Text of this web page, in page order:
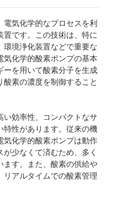
電気化学的なプロセスを利
置です。この技術は、特に
境浄化装置などで重要な
化学的酸素ポンプの基本
ーを用いて酸素分子を生成
酸素の濃度を制御すること
い効率性、コンパクトなサ
特性があります。従来の機
気化学的酸素ポンプは動作
少なくて済むため、多く
ます。また、酸素の供給や
リアルタイムでの酸素管理